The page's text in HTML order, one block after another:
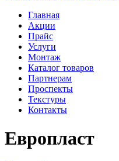
Главная
Акции
Прайс
Услуги
Монтаж
Каталог товаров
Партнерам
Проспекты
Текстуры
Контакты
Европласт